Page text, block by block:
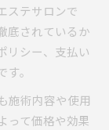
ステサロンで
底されているか
リシー、支払い
。
施術内容や使用
って価格や効果